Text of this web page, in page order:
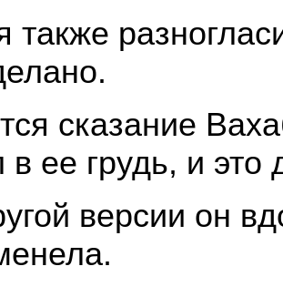
также
сказание
в ее грудь, и это
версии он